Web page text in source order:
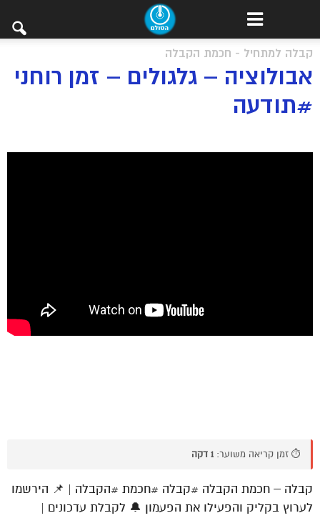
קבלה למתחיל - חכמת הקבלה
אבולוציה – גלגולים – זמן רוחני
#תודעה
⏱️ זמן קריאה משוער: 1 דקה
קבלה – חכמת הקבלה #קבלה #חכמת #הקבלה | 📌 הירשמו
לערוץ בקליק והפעילו את הפעמון 🔔 לקבלת עדכונים |